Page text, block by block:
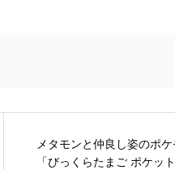
メタモンと仲良し姿のポ
「びっくらたまご ポケッ